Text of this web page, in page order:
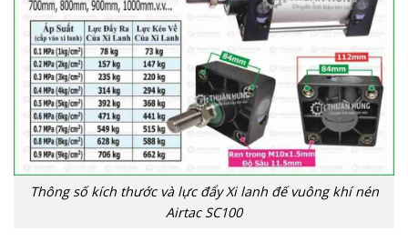
Thông số kích thước và lực đẩy Xi lanh đế vuông khí nén
Airtac SC100